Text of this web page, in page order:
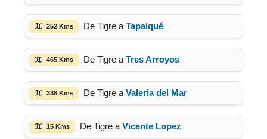
252 Kms De Tigre a Tapalqué
465 Kms De Tigre a Tres Arroyos
338 Kms De Tigre a Valeria del Mar
15 Kms De Tigre a Vicente Lopez